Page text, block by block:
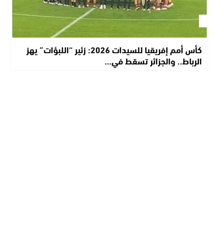
كأس أمم إفريقيا للسيدات 2026: زئير “اللبؤات” يهز
الرباط.. والجزائر تسقط في…